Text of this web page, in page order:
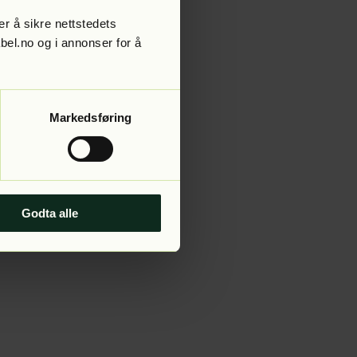
å sikre nettstedets
og i annonser for å
Markedsføring
Godta alle